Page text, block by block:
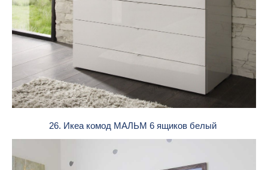
26. Икеа комод МАЛЬМ 6 ящиков белый